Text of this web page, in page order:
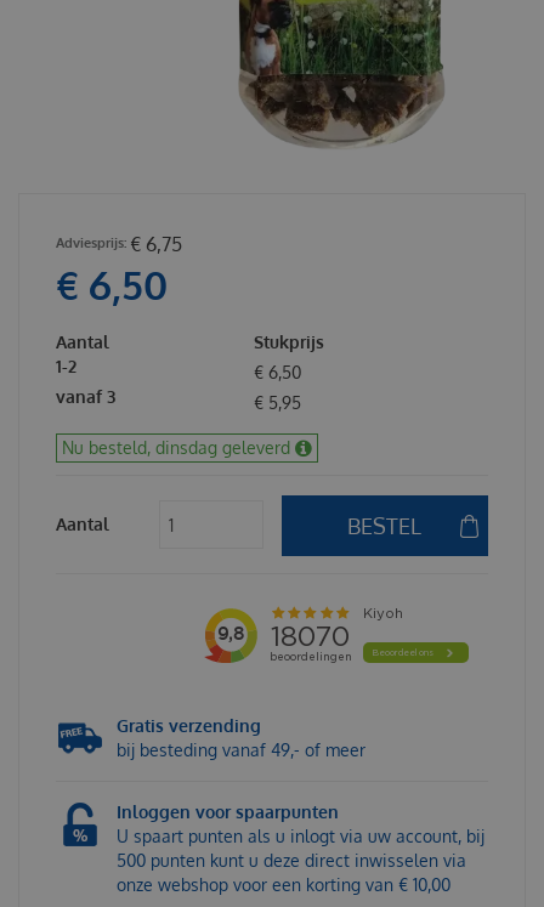
€ 6,75
€ 6,50
Aantal
Stukprijs
1-2
€ 6,50
vanaf 3
€ 5,95
Nu besteld, dinsdag geleverd
Aantal
Gratis verzending
bij besteding vanaf 49,- of meer
Inloggen voor spaarpunten
U spaart punten als u inlogt via uw account, bij
500 punten kunt u deze direct inwisselen via
onze webshop voor een korting van € 10,00